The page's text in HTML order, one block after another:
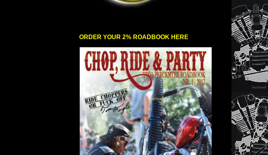
ORDER YOUR 2% ROADBOOK HERE